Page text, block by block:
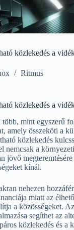
közlekedés a
Ritmus
közlekedés a
több, mint egyszerű
amely összeköti a
közlekedés
nemcsak a
jövő
kínál.
nehezen
miatt az
a közösségeket.
segíthet az
közlekedés és a